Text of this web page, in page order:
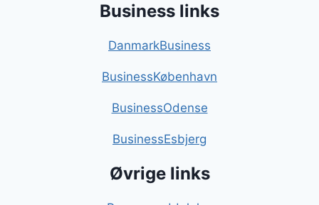
Business links
DanmarkBusiness
BusinessKøbenhavn
BusinessOdense
BusinessEsbjerg
Øvrige links